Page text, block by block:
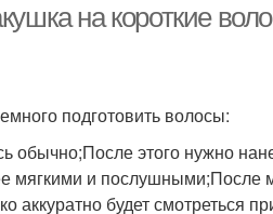
на короткие
подготовить волосы:
этого нужно
мягкими и послушными;После
аккуратно будет смотреться